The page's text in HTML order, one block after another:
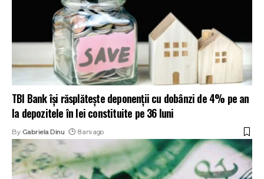
TBI Bank își răsplătește deponenții cu dobânzi de 4% pe an
la depozitele în lei constituite pe 36 luni
By Gabriela Dinu 8 ani ago